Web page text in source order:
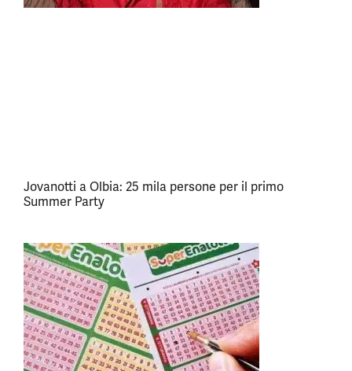
Jovanotti a Olbia: 25 mila persone per il primo
Summer Party